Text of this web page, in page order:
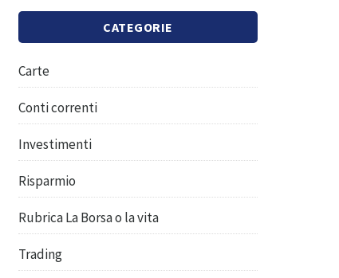
CATEGORIE
Carte
Conti correnti
Investimenti
Risparmio
Rubrica La Borsa o la vita
Trading